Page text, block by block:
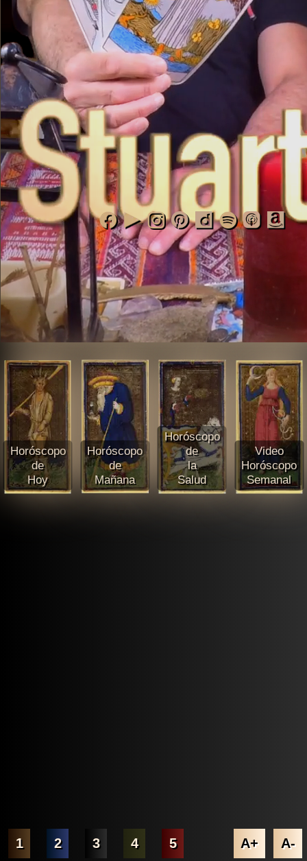
Horóscopo
de
Hoy
Horóscopo
de
Mañana
Horóscopo
de
la
Salud
Video
Horóscopo
Semanal
1 2 3 4 5 A+ A-